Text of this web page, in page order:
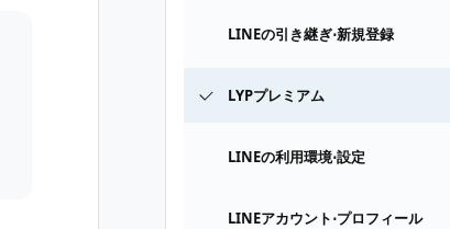
LINEの引き継ぎ⋅新規登録
LYPプレミアム
LINEの利用環境⋅設定
LINEアカウント⋅プロフィール